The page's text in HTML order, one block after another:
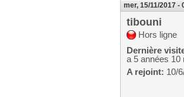
mer, 15/11/2017 -
tibouni
Hors ligne
Dernière
a 5 années 10
A rejoint: 10/